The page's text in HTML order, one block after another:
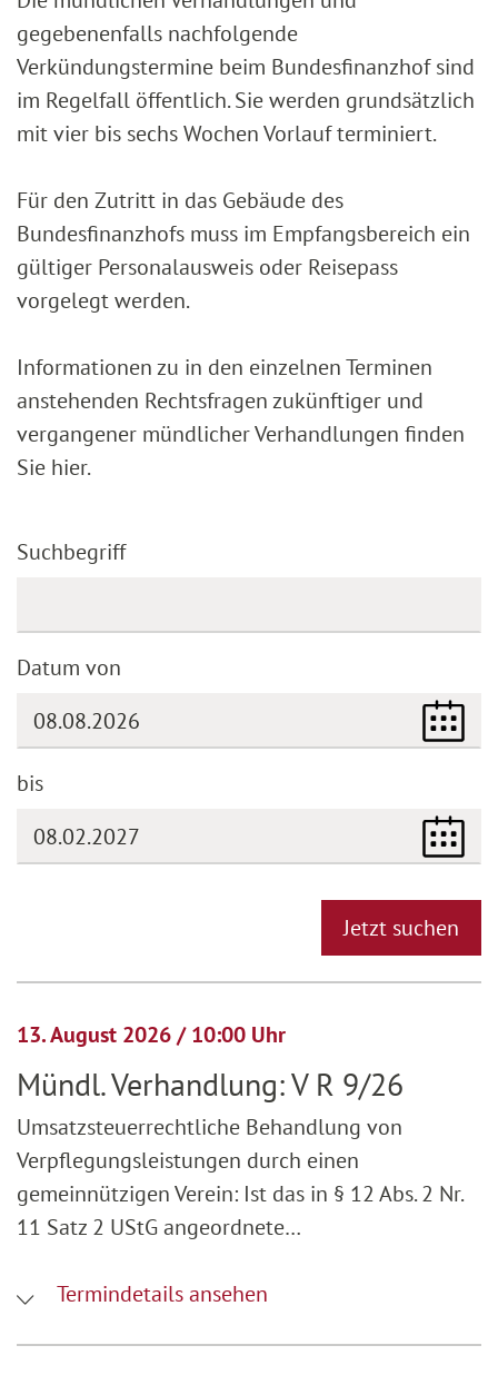
gegebenenfalls nachfolgende
Verkündungstermine beim Bundesfinanzhof sind
im Regelfall öffentlich. Sie werden grundsätzlich
mit vier bis sechs Wochen Vorlauf terminiert.
Für den Zutritt in das Gebäude des
Bundesfinanzhofs muss im Empfangsbereich ein
gültiger Personalausweis oder Reisepass
vorgelegt werden.
Informationen zu in den einzelnen Terminen
anstehenden Rechtsfragen zukünftiger und
vergangener mündlicher Verhandlungen finden
Sie hier.
Suchbegriff
Datum von
bis
Jetzt suchen
13. August 2026 / 10:00 Uhr
Mündl. Verhandlung: V R 9/26
Umsatzsteuerrechtliche Behandlung von
Verpflegungsleistungen durch einen
gemeinnützigen Verein: Ist das in § 12 Abs. 2 Nr.
11 Satz 2 UStG angeordnete…
Termindetails ansehen